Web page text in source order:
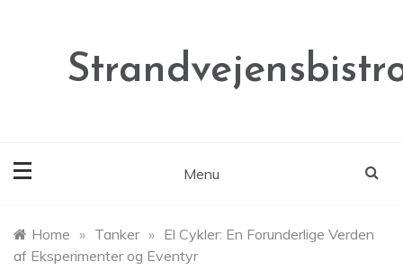
Menu
Home » Tanker » El Cykler: En Forunderlige Verden
af Eksperimenter og Eventyr